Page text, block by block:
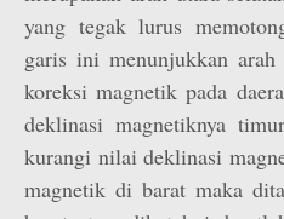
yang tegak lurus
garis ini menunjukkan
koreksi magnetik pada
deklinasi magnetiknya
kurangi nilai deklinasi
magnetik di barat maka